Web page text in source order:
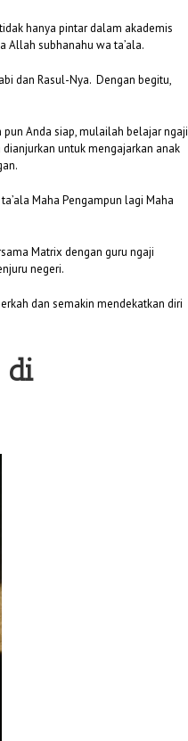
hanya pintar dalam akademis
Allah subhanahu wa ta’ala.
dan Rasul-Nya. Dengan begitu,
Anda siap, mulailah belajar ngaji
untuk mengajarkan anak
Maha Pengampun lagi Maha
Matrix dengan guru ngaji
negeri.
dan semakin mendekatkan diri
di